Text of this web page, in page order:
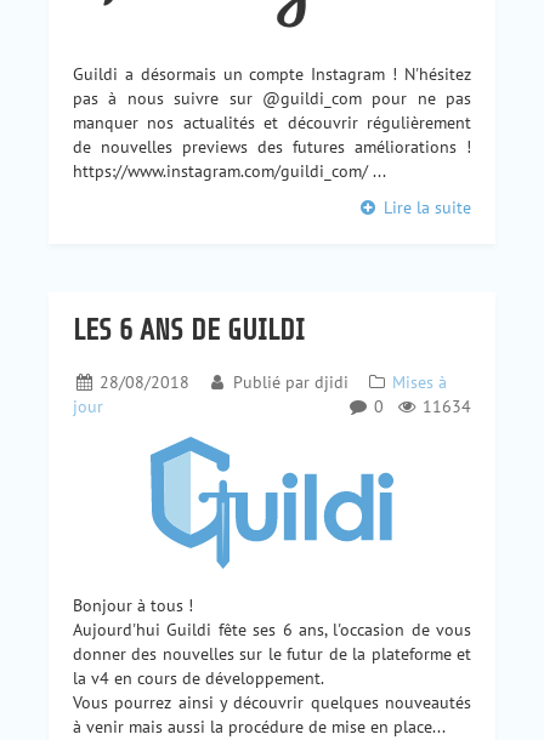
Guildi a désormais un compte Instagram ! N'hésitez
pas à nous suivre sur @guildi_com pour ne pas
manquer nos actualités et découvrir régulièrement
de nouvelles previews des futures améliorations !
https://www.instagram.com/guildi_com/ ...
Lire la suite
LES 6 ANS DE GUILDI
28/08/2018 Publié par djidi
Mises à
jour
11634
0
Bonjour à tous !
Aujourd'hui Guildi fête ses 6 ans, l'occasion de vous
donner des nouvelles sur le futur de la plateforme et
la v4 en cours de développement.
Vous pourrez ainsi y découvrir quelques nouveautés
à venir mais aussi la procédure de mise en place...